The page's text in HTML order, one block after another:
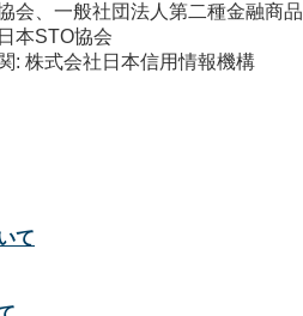
会、一般社団法人第二種金融商品
本STO協会
: 株式会社日本信用情報機構
て